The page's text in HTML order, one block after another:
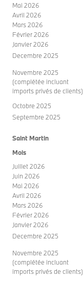
Mai 2026
Avril 2026
Mars 2026
Février 2026
Janvier 2026
Decembre 2025
Novembre 2025
(complétée incluant
imports privés de clients)
Octobre 2025
Septembre 2025
Saint Martin
Mois
Juillet 2026
Juin 2026
Mai 2026
Avril 2026
Mars 2026
Février 2026
Janvier 2026
Decembre 2025
Novembre 2025
(complétée incluant
imports privés de clients)